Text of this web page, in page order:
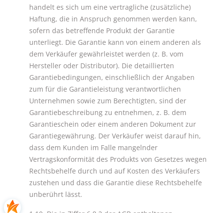
handelt es sich um eine vertragliche (zusätzliche)
Haftung, die in Anspruch genommen werden kann,
sofern das betreffende Produkt der Garantie
unterliegt. Die Garantie kann von einem anderen als
dem Verkäufer gewährleistet werden (z. B. vom
Hersteller oder Distributor). Die detaillierten
Garantiebedingungen, einschließlich der Angaben
zum für die Garantieleistung verantwortlichen
Unternehmen sowie zum Berechtigten, sind der
Garantiebeschreibung zu entnehmen, z. B. dem
Garantieschein oder einem anderen Dokument zur
Garantiegewährung. Der Verkäufer weist darauf hin,
dass dem Kunden im Falle mangelnder
Vertragskonformität des Produkts von Gesetzes wegen
Rechtsbehelfe durch und auf Kosten des Verkäufers
zustehen und dass die Garantie diese Rechtsbehelfe
unberührt lässt.